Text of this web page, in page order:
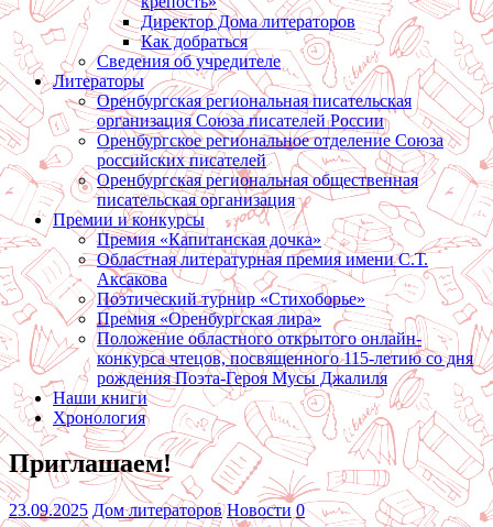
Директор Дома литераторов
Как добраться
Сведения об учредителе
Литераторы
Оренбургская региональная писательская
организация Союза писателей России
Оренбургское региональное отделение Союза
российских писателей
Оренбургская региональная общественная
писательская организация
Премии и конкурсы
Премия «Капитанская дочка»
Областная литературная премия имени С.Т.
Аксакова
Поэтический турнир «Стихоборье»
Премия «Оренбургская лира»
Положение областного открытого онлайн-
конкурса чтецов, посвященного 115-летию со дня
рождения Поэта-Героя Мусы Джалиля
Наши книги
Хронология
Приглашаем!
23.09.2025 Дом литераторов Новости 0